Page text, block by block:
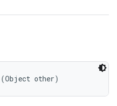
other)